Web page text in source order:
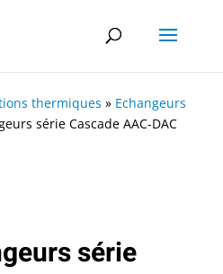
thermiques » Echangeurs
série Cascade AAC-DAC
série